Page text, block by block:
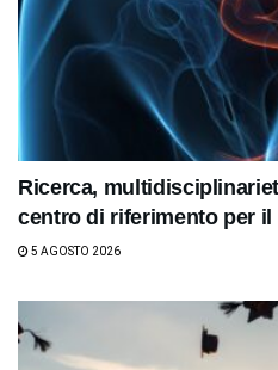
Ricerca,
centro di riferimento per
5 AGOSTO 2026